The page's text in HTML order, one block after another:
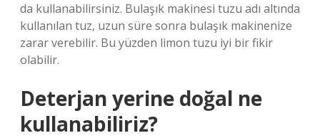
da kullanabilirsiniz. Bulaşık makinesi tuzu adı altında
kullanılan tuz, uzun süre sonra bulaşık makinenize
zarar verebilir. Bu yüzden limon tuzu iyi bir fikir
olabilir.
Deterjan yerine doğal ne
kullanabiliriz?